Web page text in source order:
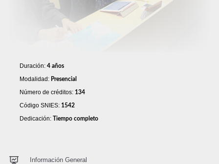
Duración: 4 años
Modalidad: Presencial
Número de créditos: 134
Código SNIES: 1542
Dedicación: Tiempo completo
Información General